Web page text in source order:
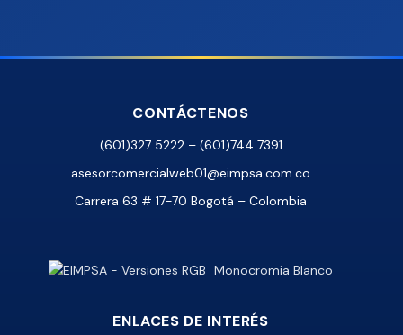
CONTÁCTENOS
(601)327 5222 – (601)744 7391
asesorcomercialweb01@eimpsa.com.co
Carrera 63 # 17-70 Bogotá – Colombia
ENLACES DE INTERÉS